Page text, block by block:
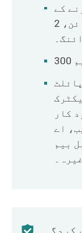
کے
لیے اپنی مرضی کے مطابق ڈیزائن، 2
کار
اے
بیم